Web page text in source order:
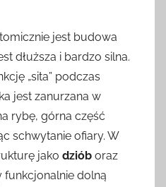
jest budowa
dłuższa i bardzo silna.
„sita” podczas
jest zanurzana w
rybę, górna część
schwytanie ofiary. W
jako dziób oraz
funkcjonalnie dolną